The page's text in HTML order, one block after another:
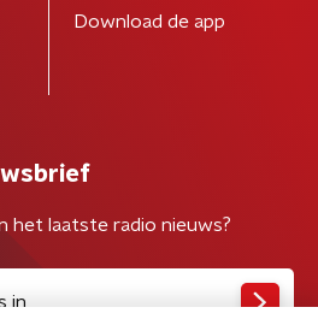
Download de app
het laatste radio nieuws?